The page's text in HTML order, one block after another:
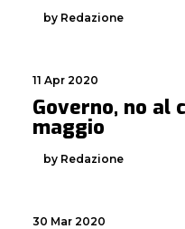
by Redazione
11 Apr 2020
Governo, no al
maggio
by Redazione
30 Mar 2020